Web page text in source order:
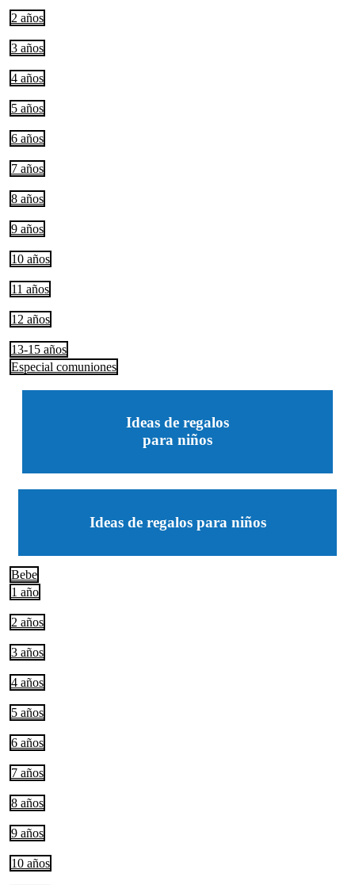
2 años
3 años
4 años
5 años
6 años
7 años
8 años
9 años
10 años
11 años
12 años
13-15 años
Especial comuniones
Ideas de regalos
para niños
Ideas de regalos para niños
Bebe
1 año
2 años
3 años
4 años
5 años
6 años
7 años
8 años
9 años
10 años